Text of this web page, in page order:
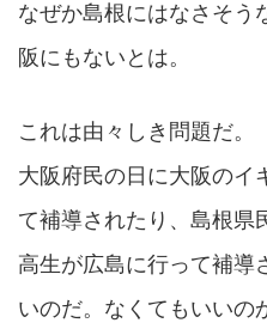
なぜか島根にはなさそう
阪にもないとは。
これは由々しき問題だ。
大阪府民の日に大阪のイ
て補導されたり、島根県
高生が広島に行って補導
いのだ。なくてもいいの